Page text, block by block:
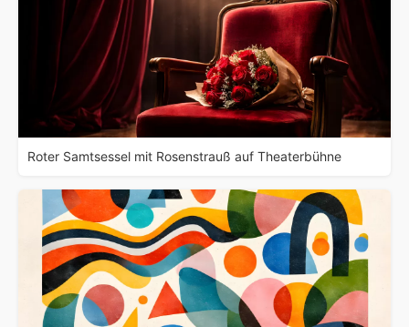
Roter Samtsessel mit Rosenstrauß auf Theaterbühne